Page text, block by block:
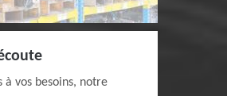
à vos besoins, notre